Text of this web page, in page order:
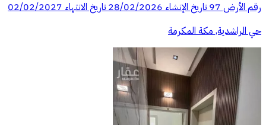
رقم الأرض 97 تاريخ الإنشاء 28/02/2026 تاريخ الانتهاء 02/02/2027
حي الراشدية, مكة المكرمة